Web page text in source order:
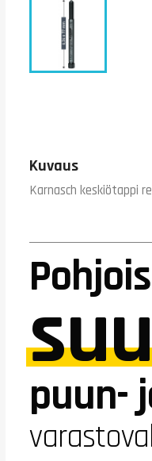
Kuvaus
Karnasch keskiötappi
puun-